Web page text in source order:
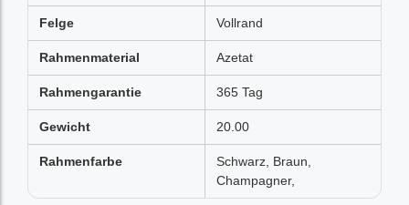
Felge Vollrand
Rahmenmaterial Azetat
Rahmengarantie 365 Tag
Gewicht 20.00
Rahmenfarbe
Schwarz, Braun,
Champagner,